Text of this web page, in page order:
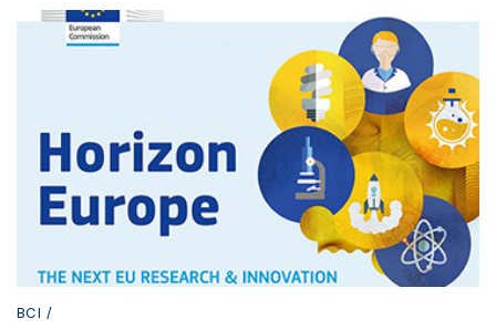
ВСІ /